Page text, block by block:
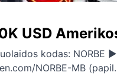
USD
kodas: NORBE ►
NORBE-MB